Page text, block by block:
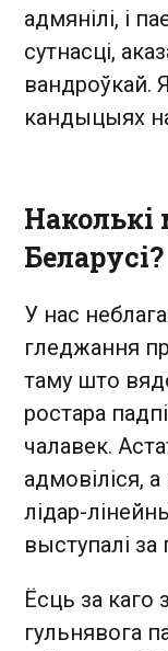
адмянілі, і
сутнасці,
вандроўкай.
кандыцыях
Наколькі
Беларусі?
У нас
гледжання
таму што
ростара
чалавек.
адмовіліся,
лідар-
выступалі
Ёсць за каго
гульнявога